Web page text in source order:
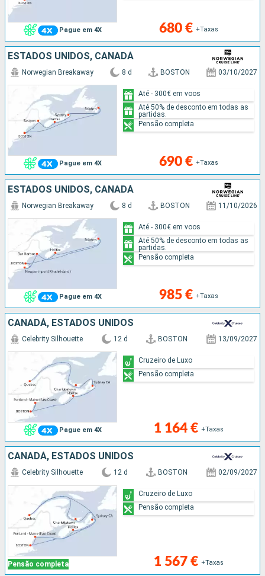
Pague em 4X 680 € +Taxas
ESTADOS UNIDOS, CANADÁ
Pague em 4X
Norwegian Breakaway 8 d BOSTON 03/10/2027
690 € +Taxas
Até - 300€ em voos
Até 50% de desconto em todas as
partidas.
Pensão completa
ESTADOS UNIDOS, CANADÁ
Pague em 4X
Norwegian Breakaway 8 d BOSTON 11/10/2026
985 € +Taxas
Até - 300€ em voos
Até 50% de desconto em todas as
partidas.
Pensão completa
CANADÁ, ESTADOS UNIDOS
Pague em 4X
Celebrity Silhouette 12 d BOSTON 13/09/2027
1 164 € +Taxas
Cruzeiro de Luxo
Pensão completa
CANADÁ, ESTADOS UNIDOS
Pensão completa
Celebrity Silhouette 12 d BOSTON 02/09/2027
1 567 € +Taxas
Cruzeiro de Luxo
Pensão completa